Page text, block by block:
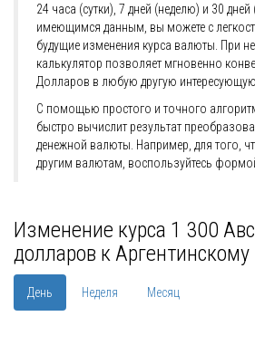
24 часа (сутки), 7 дней (неделю) и 30
имеющимся данным, вы можете с
будущие изменения курса валюты. При
калькулятор позволяет мгновенно
Долларов в любую другую
С помощью простого и точного
быстро вычислит результат
денежной валюты. Например, для того,
другим валютам, воспользуйтесь
Изменение курса 1 300
долларов к Аргентинскому
День Неделя Месяц